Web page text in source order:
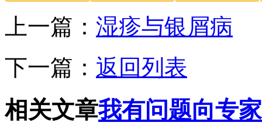
上一篇： 湿疹与银屑病
下一篇： 返回列表
相关文章我有问题向专